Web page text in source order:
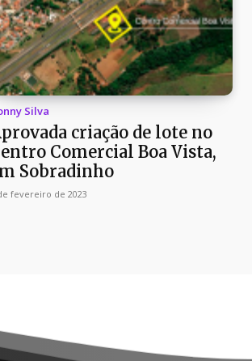
Silva
criação de lote no
Comercial Boa Vista,
Sobradinho
fevereiro de 2023